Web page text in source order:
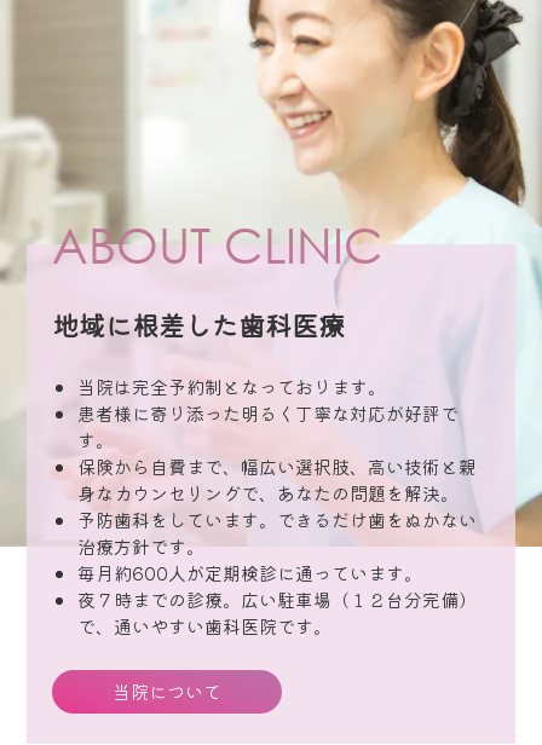
インビザラインで理想の歯
並びになってみません
#インビザラインファースト
#プレオルソ
#ママ
ABOUT CLINIC
地域に根差した歯科医療
当院は完全予約制となっております。
患者様に寄り添った明るく丁寧な対応が好評で
す。
保険から自費まで、幅広い選択肢、高い技術と親
身なカウンセリングで、あなたの問題を解決。
予防歯科をしています。できるだけ歯をぬかない
治療方針です。
毎月約600人が定期検診に通っています。
夜７時までの診療。広い駐車場（１２台分完備）
で、通いやすい歯科医院です。
当院について